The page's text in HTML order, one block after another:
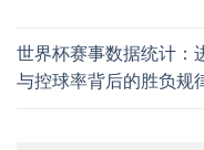
世界杯赛事数据统计：
与控球率背后的胜负规